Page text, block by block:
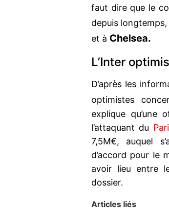
faut dire que le
depuis
et à Chelsea.
L’Inter
D’après les
optimistes
explique
l’attaquant du
7,5M€, auquel
d’accord pour le
avoir lieu entre
dossier.
Articles liés